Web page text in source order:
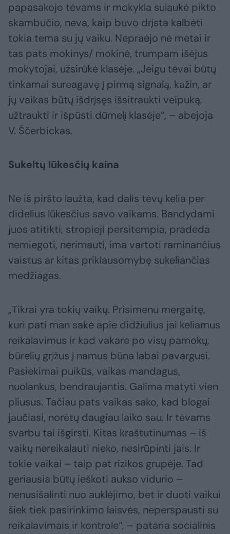
papasakojo tėvams ir mokykla sulaukė pikto
skambučio, neva, kaip buvo drįsta kalbėti
tokia tema su jų vaiku. Nepraėjo nė metai ir
tas pats mokinys/ mokinė, trumpam išėjus
mokytojai, užsirūkė klasėje. „Jeigu tėvai būtų
tinkamai sureagavę į pirmą signalą, kažin, ar
jų vaikas būtų išdrįsęs išsitraukti veipuką,
užtraukti ir išpūsti dūmelį klasėje“, – abejoja
V. Ščerbickas.
Sukeltų lūkesčių kaina
Ne iš piršto laužta, kad dalis tėvų kelia per
didelius lūkesčius savo vaikams. Bandydami
juos atitikti, stropieji persitempia, pradeda
nemiegoti, nerimauti, ima vartoti raminančius
vaistus ar kitas priklausomybę sukeliančias
medžiagas.
„Tikrai yra tokių vaikų. Prisimenu mergaitę,
kuri pati man sakė apie didžiulius jai keliamus
reikalavimus ir kad vakare po visų pamokų,
būrelių grįžus į namus būna labai pavargusi.
Pasiekimai puikūs, vaikas mandagus,
nuolankus, bendraujantis. Galima matyti vien
pliusus. Tačiau pats vaikas sako, kad blogai
jaučiasi, norėtų daugiau laiko sau. Ir tėvams
svarbu tai išgirsti. Kitas kraštutinumas – iš
vaikų nereikalauti nieko, nesirūpinti jais. Ir
tokie vaikai – taip pat rizikos grupėje. Tad
geriausia būtų ieškoti aukso vidurio –
nenusišalinti nuo auklėjimo, bet ir duoti vaikui
šiek tiek pasirinkimo laisvės, neperspausti su
reikalavimais ir kontrole“, – pataria socialinis